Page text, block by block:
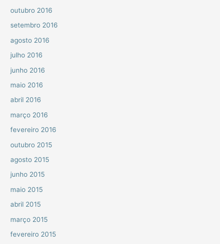
outubro 2016
setembro 2016
agosto 2016
julho 2016
junho 2016
maio 2016
abril 2016
março 2016
fevereiro 2016
outubro 2015
agosto 2015
junho 2015
maio 2015
abril 2015
março 2015
fevereiro 2015